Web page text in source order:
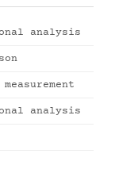
analysis
analysis